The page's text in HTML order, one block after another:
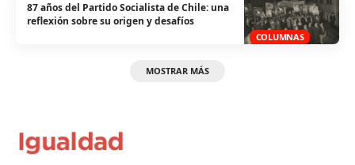
COLUMNAS
87 años del Partido Socialista de Chile: una
reflexión sobre su origen y desafíos
MOSTRAR MÁS